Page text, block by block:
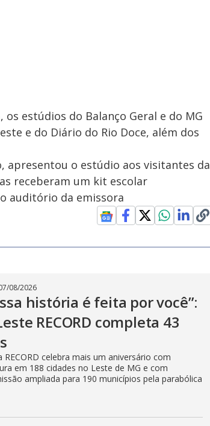
estúdios do Balanço Geral e do MG
e do Diário do Rio Doce, além dos
apresentou o estúdio aos visitantes da
receberam um kit escolar
auditório da emissora
08/2026
história é feita por você”:
RECORD completa 43
RECORD celebra mais um aniversário com
em 188 cidades no Leste de MG e com
ampliada para 190 municípios pela parabólica